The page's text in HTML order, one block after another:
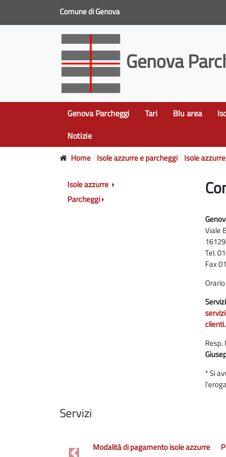
Comune di Genova
Genova
Genova Parcheggi Tari Blu area
Notizie
Home Isole azzurre e parcheggi Isole azzurre
Viale
Tel.
Fax
* Si
Isole azzurre
Parcheggi
Servizi
Modalità di pagamento isole azzurre